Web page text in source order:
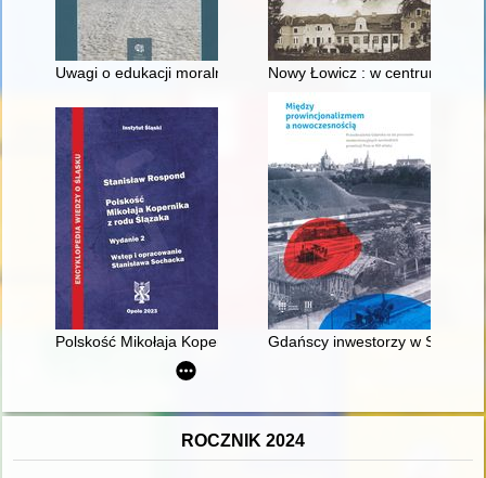
Uwagi o edukacji moralnej synów szlacheckich w XVI-
Nowy Łowicz : w centrum
Polskość Mikołaja Kopernika z rodu Ślązaka
Gdańscy inwestorzy w
ROCZNIK 2024